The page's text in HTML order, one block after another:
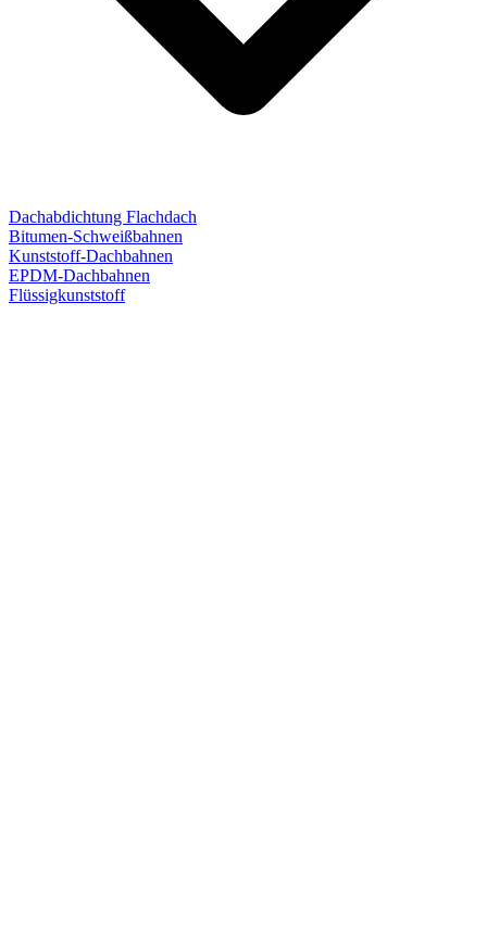
Dachabdichtung Flachdach
Bitumen-Schweißbahnen
Kunststoff-Dachbahnen
EPDM-Dachbahnen
Flüssigkunststoff